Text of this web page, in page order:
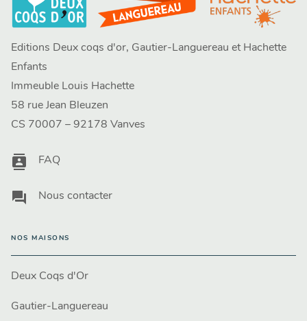
Editions Deux coqs d'or, Gautier-Languereau et Hachette
Enfants
Immeuble Louis Hachette
58 rue Jean Bleuzen
CS 70007 – 92178 Vanves
contacts FAQ
question_answer Nous contacter
NOS MAISONS
Deux Coqs d'Or
Gautier-Languereau